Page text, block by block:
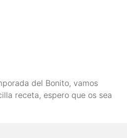
del Bonito, vamos
receta, espero que os sea